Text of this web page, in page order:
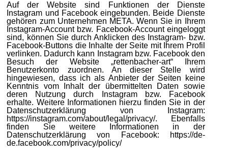
Auf der Website sind Funktionen der Dienste
Instagram und Facebook eingebunden. Beide Dienste
gehören zum Unternehmen META. Wenn Sie in Ihrem
Instagram-Account bzw. Facebook-Account eingeloggt
sind, können Sie durch Anklicken des Instagram- bzw.
Facebook-Buttons die Inhalte der Seite mit Ihrem Profil
verlinken. Dadurch kann Instagram bzw. Facebook den
Besuch der Website „rettenbacher-art“ Ihrem
Benutzerkonto zuordnen. An dieser Stelle wird
hingewiesen, dass ich als Anbieter der Seiten keine
Kenntnis vom Inhalt der übermittelten Daten sowie
deren Nutzung durch Instagram bzw. Facebook
erhalte. Weitere Informationen hierzu finden Sie in der
Datenschutzerklärung von Instagram:
https://instagram.com/about/legal/privacy/. Ebenfalls
finden Sie weitere Informationen in der
Datenschutzerklärung von Facebook: https://de-
de.facebook.com/privacy/policy/